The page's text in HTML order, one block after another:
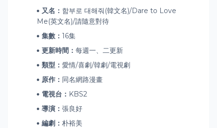
又名： 함부로 대해줘(韓文名)/Dare to Love
Me(英文名)/請隨意對待
集數： 16集
更新時間： 每週一、二更新
類型： 愛情/喜劇/韓劇/電視劇
原作： 同名網路漫畫
電視台： KBS2
導演： 張良好
編劇： 朴裕美